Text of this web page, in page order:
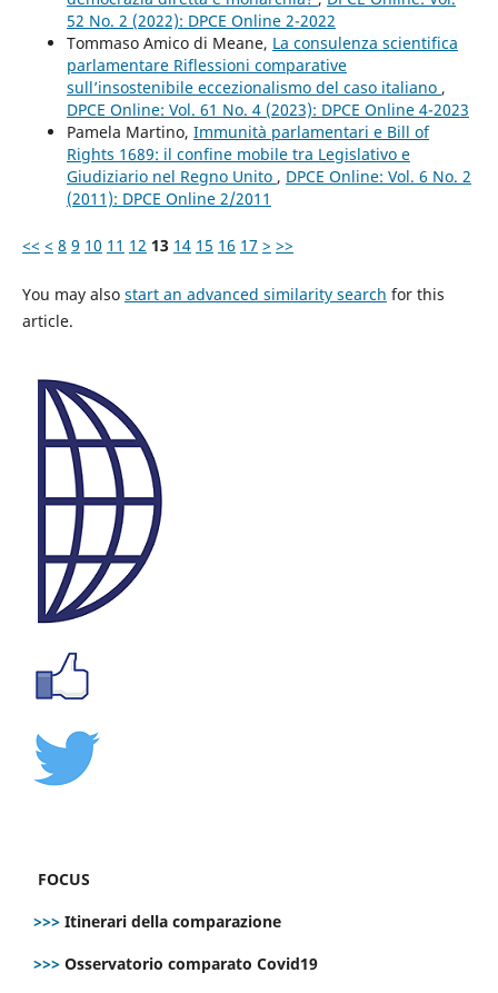
52 No. 2 (2022): DPCE Online 2-2022
Tommaso Amico di Meane, La consulenza scientifica
parlamentare Riflessioni comparative
sull’insostenibile eccezionalismo del caso italiano ,
DPCE Online: Vol. 61 No. 4 (2023): DPCE Online 4-2023
Pamela Martino, Immunità parlamentari e Bill of
Rights 1689: il confine mobile tra Legislativo e
Giudiziario nel Regno Unito , DPCE Online: Vol. 6 No. 2
(2011): DPCE Online 2/2011
<< < 8 9 10 11 12 13 14 15 16 17 > >>
You may also start an advanced similarity search for this
article.
FOCUS
>>> Itinerari della comparazione
>>> Osservatorio comparato Covid19